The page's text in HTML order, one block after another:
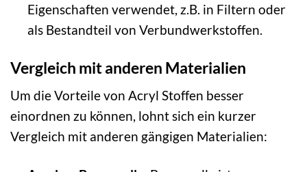
Eigenschaften verwendet, z.B. in Filtern oder
als Bestandteil von Verbundwerkstoffen.
Vergleich mit anderen Materialien
Um die Vorteile von Acryl Stoffen besser
einordnen zu können, lohnt sich ein kurzer
Vergleich mit anderen gängigen Materialien: